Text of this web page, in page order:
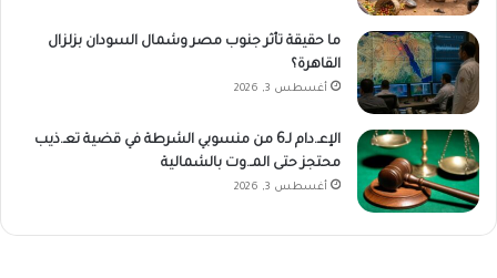
ما حقيقة تأثر جنوب مصر وشمال السودان بزلزال
القاهرة؟
أغسطس 3, 2026
الإعـ.دام لـ6 من منسوبي الشرطة في قضية تعـ.ذيب
محتجز حتى المـ.وت بالشمالية
أغسطس 3, 2026